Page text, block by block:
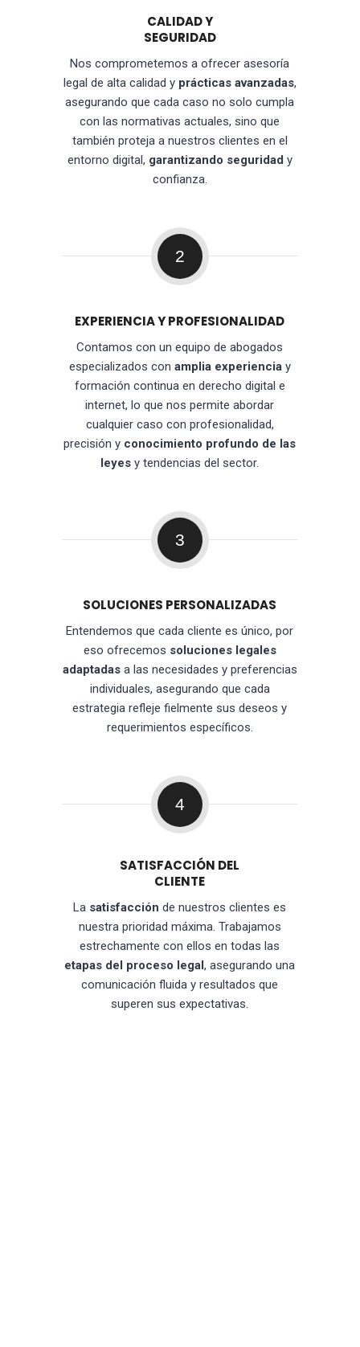
CALIDAD Y
SEGURIDAD
Nos comprometemos a ofrecer asesoría
legal de alta calidad y prácticas avanzadas,
asegurando que cada caso no solo cumpla
con las normativas actuales, sino que
también proteja a nuestros clientes en el
entorno digital, garantizando seguridad y
confianza.
2
EXPERIENCIA Y PROFESIONALIDAD
Contamos con un equipo de abogados
especializados con amplia experienciay
formación continua en derecho digital e
internet, lo que nos permite abordar
cualquier caso con profesionalidad,
precisión y conocimiento profundo de las
leyes y tendencias del sector.
3
SOLUCIONES PERSONALIZADAS
Entendemos que cada cliente es único, por
eso ofrecemos soluciones legales
adaptadasa las necesidades y preferencias
individuales, asegurando que cada
estrategia refleje fielmente sus deseos y
requerimientos específicos.
4
SATISFACCIÓN DEL
CLIENTE
La satisfacción de nuestros clientes es
nuestra prioridad máxima. Trabajamos
estrechamente con ellos en todas las
etapas del proceso legal, asegurando una
comunicación fluida y resultados que
superen sus expectativas.